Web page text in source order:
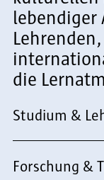
lebendiger
die
Studium &
Forschung &